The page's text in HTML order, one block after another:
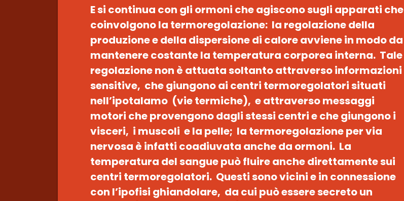
E si continua con gli ormoni che agiscono sugli apparati che
coinvolgono la termoregolazione: la regolazione della
produzione e della dispersione di calore avviene in modo da
mantenere costante la temperatura corporea interna. Tale
regolazione non è attuata soltanto attraverso informazioni
sensitive, che giungono ai centri termoregolatori situati
nell’ipotalamo (vie termiche), e attraverso messaggi
motori che provengono dagli stessi centri e che giungono i
visceri, i muscoli e la pelle; la termoregolazione per via
nervosa è infatti coadiuvata anche da ormoni. La
temperatura del sangue può fluire anche direttamente sui
centri termoregolatori. Questi sono vicini e in connessione
con l’ipofisi ghiandolare, da cui può essere secreto un